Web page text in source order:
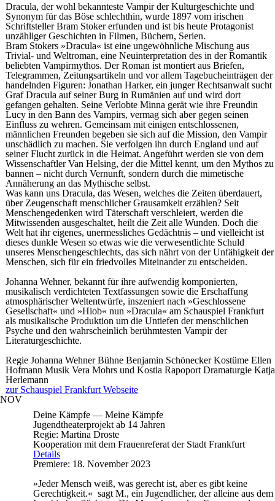
Dracula, der wohl bekannteste Vampir der Kulturgeschichte und
Synonym für das Böse schlechthin, wurde 1897 vom irischen
Schriftsteller Bram Stoker erfunden und ist bis heute Protagonist
unzähliger Geschichten in Filmen, Büchern, Serien.
Bram Stokers »Dracula« ist eine ungewöhnliche Mischung aus
Trivial- und Weltroman, eine Neuinterpretation des in der Romantik
beliebten Vampirmythos. Der Roman ist montiert aus Briefen,
Telegrammen, Zeitungsartikeln und vor allem Tagebucheinträgen der
handelnden Figuren: Jonathan Harker, ein junger Rechtsanwalt sucht
Graf Dracula auf seiner Burg in Rumänien auf und wird dort
gefangen gehalten. Seine Verlobte Minna gerät wie ihre Freundin
Lucy in den Bann des Vampirs, vermag sich aber gegen seinen
Einfluss zu wehren. Gemeinsam mit einigen entschlossenen,
männlichen Freunden begeben sie sich auf die Mission, den Vampir
unschädlich zu machen. Sie verfolgen ihn durch England und auf
seiner Flucht zurück in die Heimat. Angeführt werden sie von dem
Wissenschaftler Van Helsing, der die Mittel kennt, um den Mythos zu
bannen – nicht durch Vernunft, sondern durch die mimetische
Annäherung an das Mythische selbst.
Was kann uns Dracula, das Wesen, welches die Zeiten überdauert,
über Zeugenschaft menschlicher Grausamkeit erzählen? Seit
Menschengedenken wird Täterschaft verschleiert, werden die
Mitwissenden ausgeschaltet, heilt die Zeit alle Wunden. Doch die
Welt hat ihr eigenes, unermessliches Gedächtnis – und vielleicht ist
dieses dunkle Wesen so etwas wie die verwesentlichte Schuld
unseres Menschengeschlechts, das sich nährt von der Unfähigkeit der
Menschen, sich für ein friedvolles Miteinander zu entscheiden.
Johanna Wehner, bekannt für ihre aufwendig komponierten,
musikalisch verdichteten Textfassungen sowie die Erschaffung
atmosphärischer Weltentwürfe, inszeniert nach »Geschlossene
Gesellschaft« und »Hiob« nun »Dracula« am Schauspiel Frankfurt
als musikalische Produktion um die Untiefen der menschlichen
Psyche und den wahrscheinlich berühmtesten Vampir der
Literaturgeschichte.
RegieJohanna WehnerBühne Benjamin SchöneckerKostümeEllen
Hofmann Musik Vera Mohrs und Kostia Rapoport Dramaturgie Katja
Herlemann
zur Schauspiel Frankfurt Webseite
NOV
Deine Kämpfe — Meine Kämpfe
Jugendtheaterprojekt ab 14 Jahren
Regie: Martina Droste
Kooperation mit dem Frauenreferat der Stadt Frankfurt
Details
Premiere: 18. November 2023
»Jeder Mensch weiß, was gerecht ist, aber es gibt keine
Gerechtigkeit.« sagt M., ein Jugendlicher, der alleine aus dem